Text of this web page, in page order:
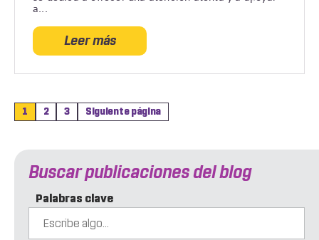
a...
Leer más
acerca
Shannon
1 2 3 Siguiente página
Buscar publicaciones del blog
Palabras clave